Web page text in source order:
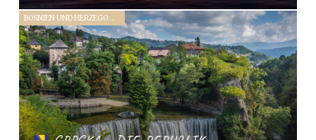
BOSNIEN UND HERZEGOWINA (2019)